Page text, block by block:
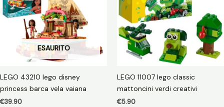
ESAURITO
LEGO 43210 lego disney
princess barca vela vaiana
€39.90
LEGO 11007 lego classic
mattoncini verdi creativi
€5.90